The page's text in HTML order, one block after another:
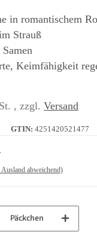
in romantischem
Strauß
Keimfähigkeit
, zzgl. Versand
GTIN: 4251420521477
abweichend)
Päckchen